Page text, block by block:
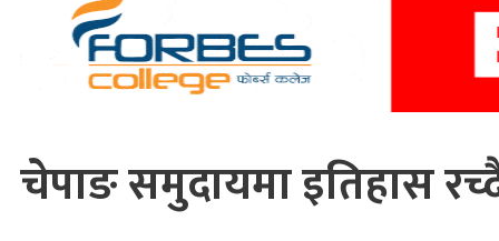
चेपाङ समुदायमा इतिहास